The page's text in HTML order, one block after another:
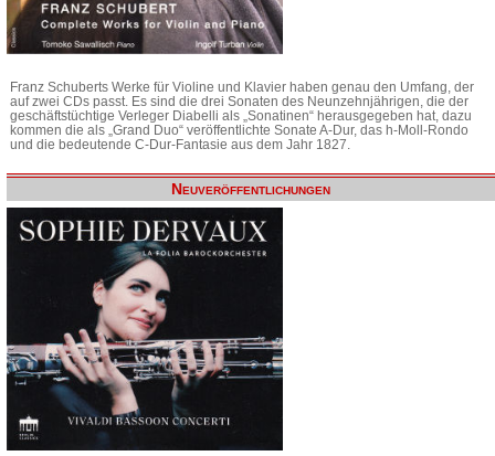
Franz Schuberts Werke für Violine und Klavier haben genau den Umfang, der
auf zwei CDs passt. Es sind die drei Sonaten des Neunzehnjährigen, die der
geschäftstüchtige Verleger Diabelli als „Sonatinen“ herausgegeben hat, dazu
kommen die als „Grand Duo“ veröffentlichte Sonate A-Dur, das h-Moll-Rondo
und die bedeutende C-Dur-Fantasie aus dem Jahr 1827.
Neuveröffentlichungen